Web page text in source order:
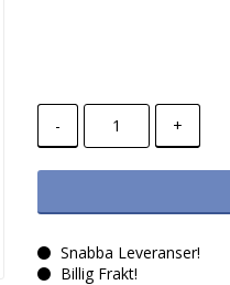
- +
Snabba Leveranser!
Billig Frakt!